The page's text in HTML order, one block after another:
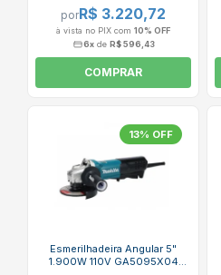
porR$ 3.220,72
à vista no PIX com 10% OFF
6xde R$ 596,43
COMPRAR
13% OFF
Esmerilhadeira Angular 5"
1.900W 110V GA5095X04